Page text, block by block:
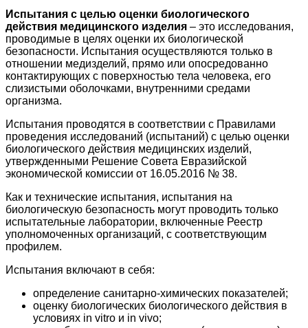
Испытания с целью оценки биологического
действия медицинского изделия – это исследования,
проводимые в целях оценки их биологической
безопасности. Испытания осуществляются только в
отношении медизделий, прямо или опосредованно
контактирующих с поверхностью тела человека, его
слизистыми оболочками, внутренними средами
организма.
Испытания проводятся в соответствии с Правилами
проведения исследований (испытаний) с целью оценки
биологического действия медицинских изделий,
утвержденными Решение Совета Евразийской
экономической комиссии от 16.05.2016 № 38.
Как и технические испытания, испытания на
биологическую безопасность могут проводить только
испытательные лаборатории, включенные Реестр
уполномоченных организаций, с соответствующим
профилем.
Испытания включают в себя:
определение санитарно-химических показателей;
оценку биологических биологического действия в
условиях in vitro и in vivo;